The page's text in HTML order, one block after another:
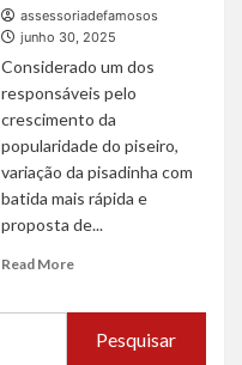
assessoriadefamosos
junho 30, 2025
Considerado um dos
responsáveis pelo
crescimento da
popularidade do piseiro,
variação da pisadinha com
batida mais rápida e
proposta de...
Read MoreRead
noite